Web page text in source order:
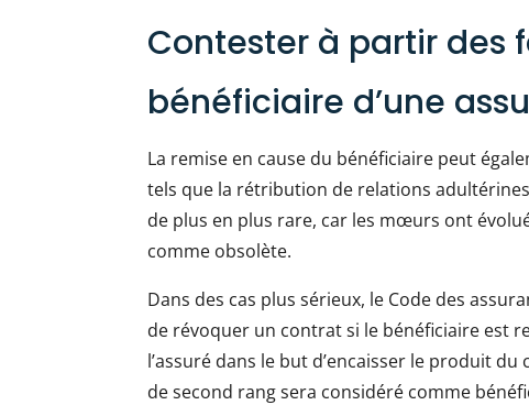
Contester à partir des
bénéficiaire d’une
La remise en cause du bénéficiaire peut
tels que la rétribution de relations
de plus en plus rare, car les mœurs ont
comme obsolète.
Dans des cas plus sérieux, le Code des
de révoquer un contrat si le bénéficiaire est
l’assuré dans le but d’encaisser le produit
de second rang sera considéré comme